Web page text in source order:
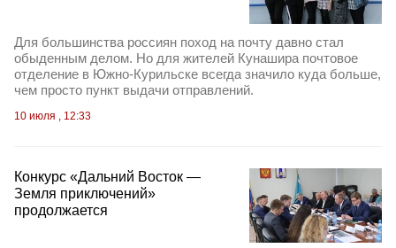
Для большинства россиян поход на почту давно стал
обыденным делом. Но для жителей Кунашира почтовое
отделение в Южно‑Курильске всегда значило куда больше,
чем просто пункт выдачи отправлений.
10 июля , 12:33
Конкурс «Дальний Восток —
Земля приключений»
продолжается